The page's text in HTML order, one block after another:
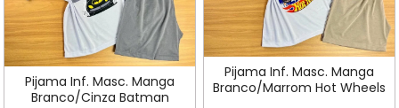
Pijama Inf. Masc. Manga
Branco/Cinza Batman
Pijama Inf. Masc. Manga
Branco/Marrom Hot Wheels